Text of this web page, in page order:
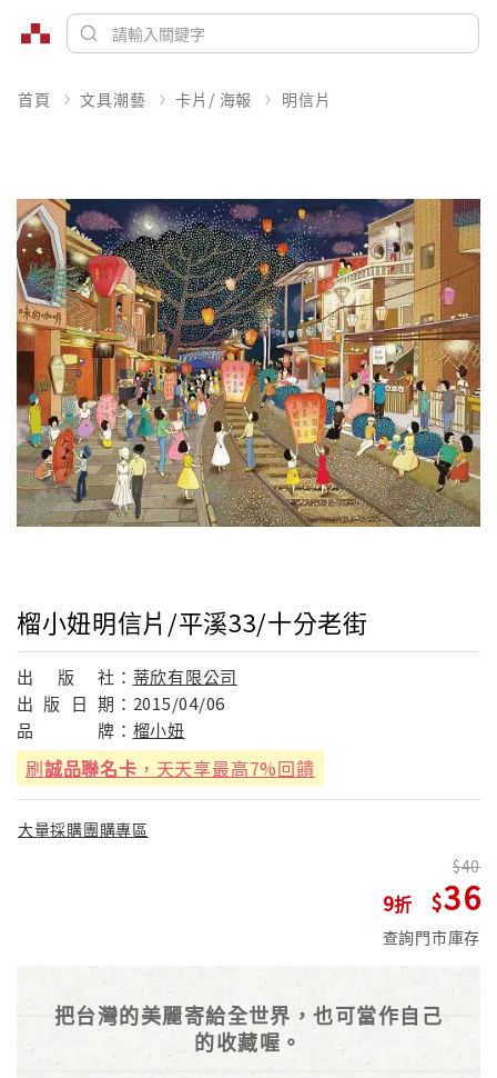
首頁 文具潮藝 卡片/ 海報 明信片
榴小妞明信片/平溪33/十分老街
出 版 社： 蒂欣有限公司
出 版 日 期： 2015/04/06
品
牌： 榴小妞
刷誠品聯名卡 ，天天享最高7%回饋
大量採購團購專區
9
40
36
查詢門市庫存
把台灣的美麗寄給全世界，也可當作自己
的收藏喔。